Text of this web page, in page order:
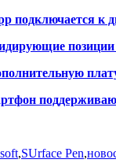
подключается к
,SUrface Pen,